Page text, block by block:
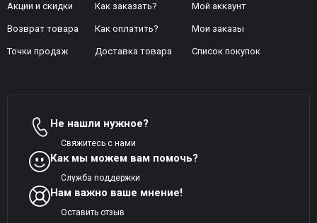
Акции и скидки
Возврат товара
Точки продаж
Как заказать?
Как оплатить?
Доставка товара
Мой аккаунт
Mои заказы
Список покупок
Не нашли нужное?
Свяжитесь с нами
Как мы можем вам помочь?
Служба поддержки
Нам важно ваше мнение!
Оставить отзыв